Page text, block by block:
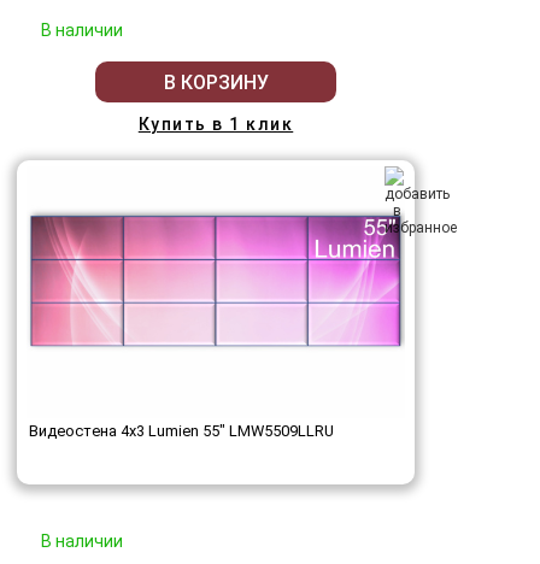
В наличии
В КОРЗИНУ
Купить в 1 клик
Видеостена 4x3 Lumien 55" LMW5509LLRU
В наличии